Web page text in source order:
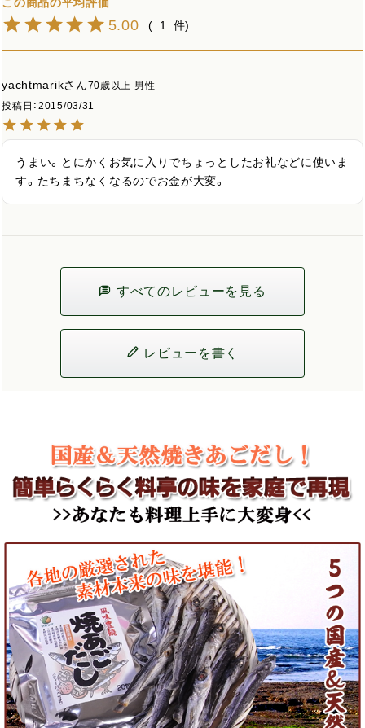
5.00 1
yachtmarik 70歳以上 男性
投稿日
2015/03/31
うまい。とにかくお気に入りでちょっとしたお礼などに使いま
す。たちまちなくなるのでお金が大変。
すべてのレビューを見る
レビューを書く